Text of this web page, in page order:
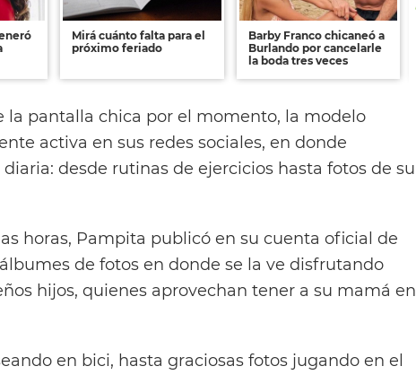
Mirá cuánto falta para el
próximo feriado
Barby Franco chicaneó a
Burlando por cancelarle
la boda tres veces
la pantalla chica por el momento, la modelo
activa en sus redes sociales, en donde
desde rutinas de ejercicios hasta fotos de su
horas, Pampita publicó en su cuenta oficial de
de fotos en donde se la ve disfrutando
hijos, quienes aprovechan tener a su mamá en
en bici, hasta graciosas fotos jugando en el